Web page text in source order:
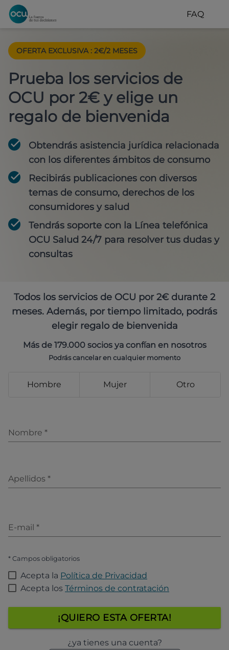
FAQ
OFERTA EXCLUSIVA : 2€/2 MESES
Prueba los servicios de
OCU por 2€ y elige un
regalo de bienvenida
Obtendrás asistencia jurídica relacionada
con los diferentes ámbitos de consumo
Recibirás publicaciones con diversos
temas de consumo, derechos de los
consumidores y salud
Tendrás soporte con la Línea telefónica
OCU Salud 24/7 para resolver tus dudas y
consultas
Todos los servicios de OCU por 2€ durante 2
meses. Además, por tiempo limitado, podrás
elegir regalo de bienvenida
Más de 179.000 socios ya confían en nosotros
Podrás cancelar en cualquier momento
Hombre Mujer Otro
Nombre *
Apellidos *
E-mail *
* Campos obligatorios
Acepta la Política de Privacidad
Acepta los Términos de contratación
¡QUIERO ESTA OFERTA!
¿ya tienes una cuenta?